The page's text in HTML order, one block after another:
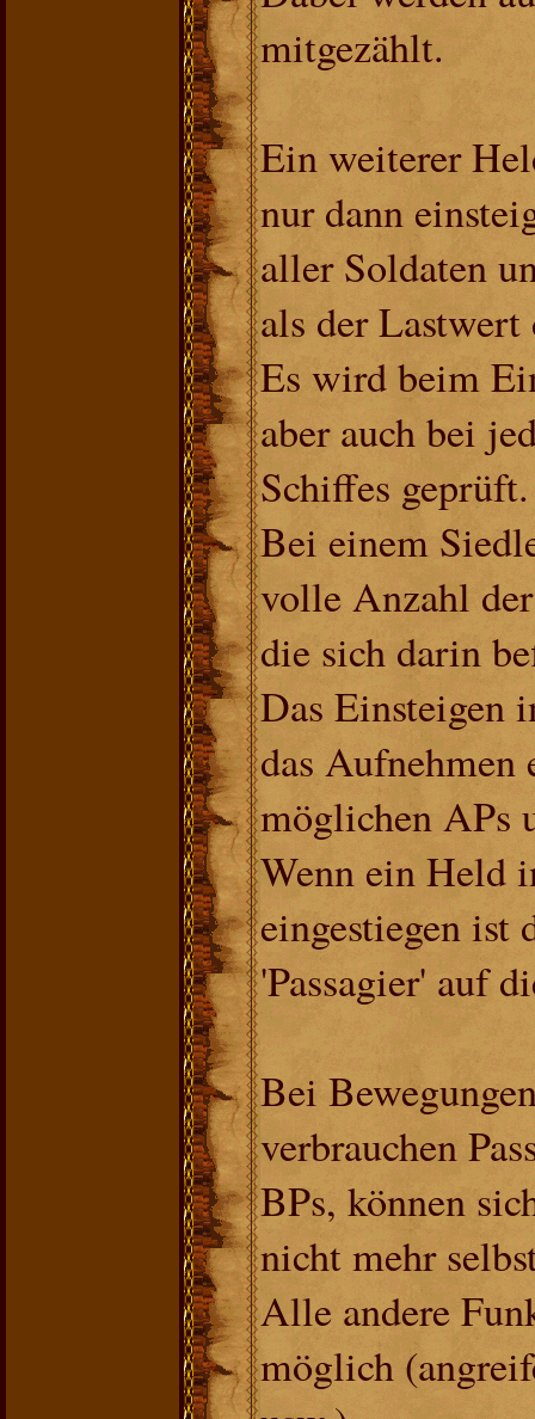
mitgezählt.
Ein weiterer
nur dann
aller Soldaten
als der
Es wird beim
aber auch bei
Schiffes geprüft.
Bei einem
volle Anzahl
die sich darin
Das Einsteigen
das Aufnehmen
möglichen APs
Wenn ein Held
eingestiegen ist
'Passagier' auf
Bei
verbrauchen
BPs, können
nicht mehr
Alle andere
möglich